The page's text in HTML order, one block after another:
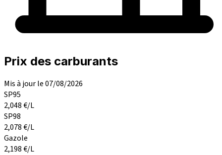
Prix des carburants
Mis à jour le 07/08/2026
SP95
2,048€/L
SP98
2,078€/L
Gazole
2,198€/L